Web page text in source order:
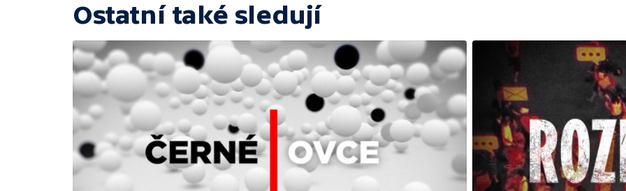
Ostatní také sledují